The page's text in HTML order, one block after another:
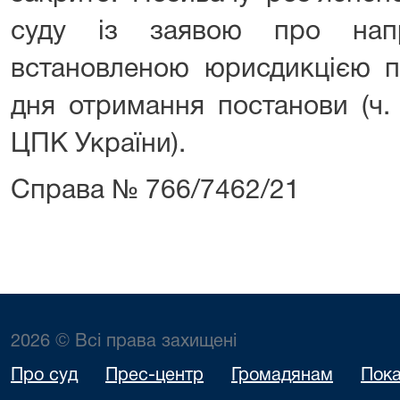
суду із заявою про
встановленою юрисдикцією
дня отримання постанови
ЦПК України).
Справа № 766/7462/21
2026 © Всі права захищені
Про суд Прес-центр Громадянам